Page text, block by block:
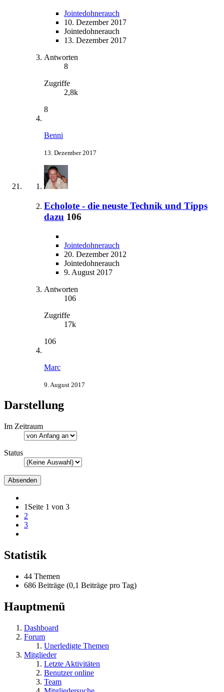
Jointedohnerauch
10. Dezember 2017
Jointedohnerauch
13. Dezember 2017
Antworten
8
Zugriffe
2,8k
8
Benni
13. Dezember 2017
Echolote - die neuste Technik und Tipps
dazu 106
Jointedohnerauch
20. Dezember 2012
Jointedohnerauch
9. August 2017
Antworten
106
Zugriffe
17k
106
Marc
9. August 2017
Darstellung
Im Zeitraum
Status
1 Seite 1 von 3
2
3
Statistik
44 Themen
686 Beiträge (0,1 Beiträge pro Tag)
Hauptmenü
Dashboard
Forum
Unerledigte Themen
Mitglieder
Letzte Aktivitäten
Benutzer online
Team